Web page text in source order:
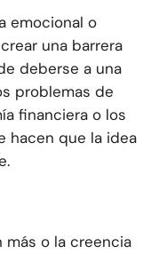
emocional o
una barrera
deberse a una
problemas de
financiera o los
hacen que la idea
más o la creencia